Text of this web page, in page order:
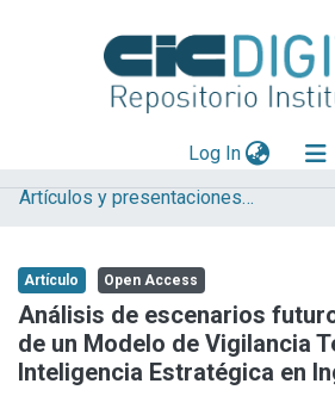
Log In(current)
Explorar
Aportar material
Statistics
Artículos y presentaciones en Congresos
Artículo Open Access
Análisis de escenarios
de un Modelo de Vigilancia
Inteligencia Estratégica en